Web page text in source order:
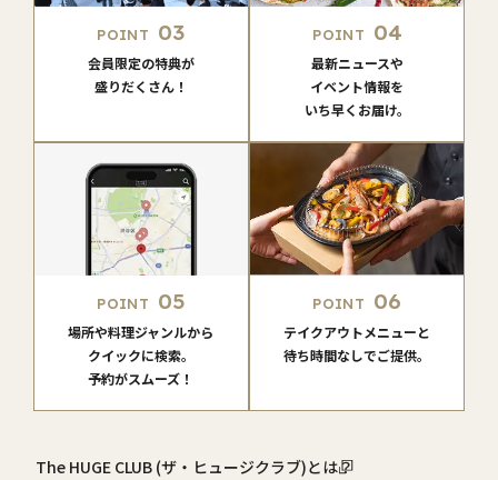
POINT 03
会員限定の特典が
盛りだくさん！
POINT 04
最新ニュースや
イベント情報を
いち早くお届け。
POINT 05
場所や料理ジャンルから
クイックに検索。
予約がスムーズ！
POINT 06
テイクアウトメニューと
待ち時間なしでご提供。
The HUGE CLUB (ザ・ヒュージクラブ)とは？